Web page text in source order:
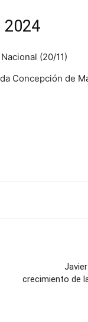
2024
(20/11)
Concepción de
crecimiento de